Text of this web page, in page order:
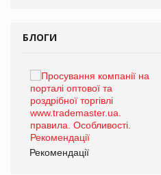
БЛОГИ
Рекомендації